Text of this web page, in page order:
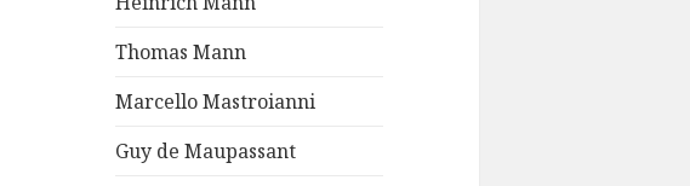
Thomas Mann
Marcello Mastroianni
Guy de Maupassant